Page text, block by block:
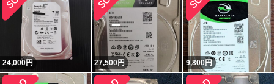
24,000円 27,500円 9,800円